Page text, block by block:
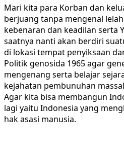
Mari kita para Korban dan
berjuang tanpa mengenal
kebenaran dan keadilan serta
saatnya nanti akan berdiri
di lokasi tempat penyiksaan
Politik genosida 1965 agar
mengenang serta belajar
kejahatan pembunuhan
Agar kita bisa membangun
lagi yaitu Indonesia yang
hak asasi manusia.